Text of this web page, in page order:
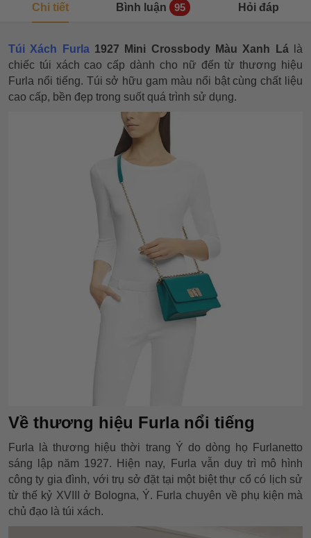
Chi tiết Bình luận 95 Hỏi đáp
Túi Xách Furla1927 Mini Crossbody Màu Xanh Lálà
chiếc túi xách cao cấp dành cho nữ đến từ thương hiệu
Furla nổi tiếng. Túi sở hữu gam màu nổi bật cùng chất liệu
cao cấp, bền đẹp trong suốt quá trình sử dụng.
Về thương hiệu Furla nổi tiếng
Furla là thương hiệu thời trang Ý do dòng họ Furlanetto
sáng lập năm 1927. Hiện nay, Furla vẫn duy trì mô hình
công ty gia đình, với trụ sở đặt tại một biệt thự cổ có lịch sử
từ thế kỷ XVIII ở Bologna, Ý. Furla chuyên về phụ kiện mà
chủ đạo là túi xách.